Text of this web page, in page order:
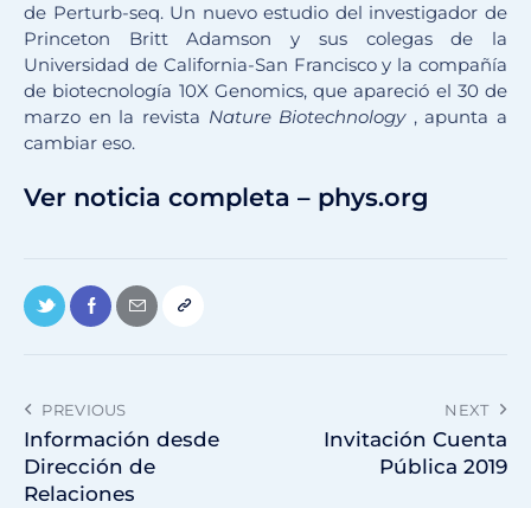
de Perturb-seq. Un nuevo estudio del investigador de
Princeton Britt Adamson y sus colegas de la
Universidad de California-San Francisco y la compañía
de biotecnología 10X Genomics, que apareció el 30 de
marzo en la revista Nature Biotechnology, apunta a
cambiar eso.
Ver noticia completa – phys.org
PREVIOUS
Información desde
Dirección de
Relaciones
NEXT
Invitación Cuenta
Pública 2019